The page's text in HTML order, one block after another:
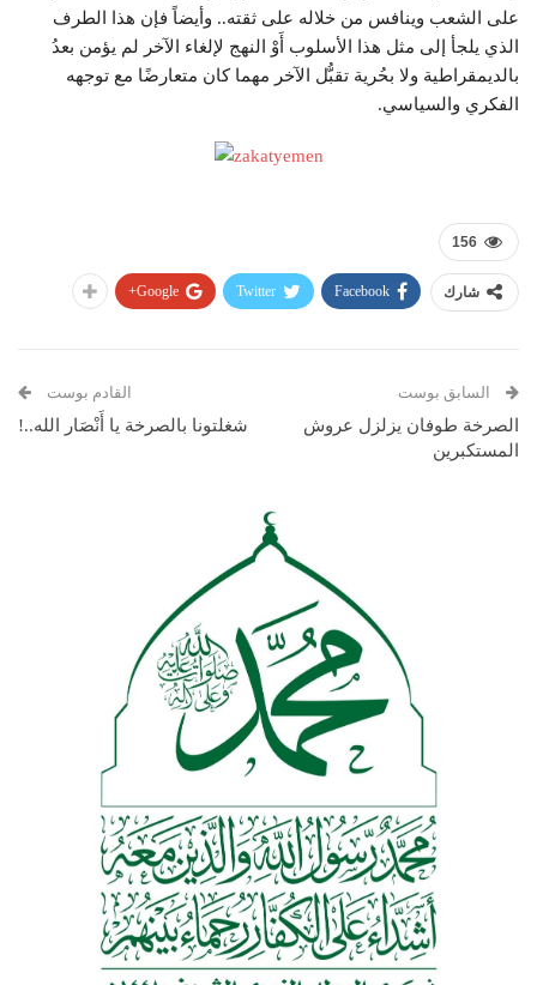
على الشعب وينافس من خلاله على ثقته.. وأيضاً فإن هذا الطرف
الذي يلجأ إلى مثل هذا الأسلوب أَوْ النهج لإلغاء الآخر لم يؤمن بعدُ
بالديمقراطية ولا بحُرية تقبُّل الآخر مهما كان متعارضًا مع توجهه
الفكري والسياسي.
156
شارك Facebook
Twitter
Google+
السابق بوست
الصرخة طوفان يزلزل عروش
المستكبرين
القادم بوست
شغلتونا بالصرخة يا أَنْصَار الله..!